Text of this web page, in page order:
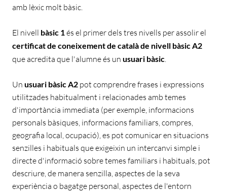
amb lèxic molt bàsic.
El nivell bàsic 1és el primer dels tres nivells per assolir el
certificat de coneixement de català de nivell bàsic A2
que acredita que l'alumne és un usuari bàsic.
Un usuari bàsic A2 pot comprendre frases i expressions
utilitzades habitualment i relacionades amb temes
d'importància immediata (per exemple, informacions
personals bàsiques, informacions familiars, compres,
geografia local, ocupació), es pot comunicar en situacions
senzilles i habituals que exigeixin un intercanvi simple i
directe d'informació sobre temes familiars i habituals, pot
descriure, de manera senzilla, aspectes de la seva
experiència o bagatge personal, aspectes de l'entorn